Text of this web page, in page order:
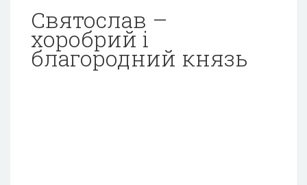
Святослав –
хоробрий і
благородний князь